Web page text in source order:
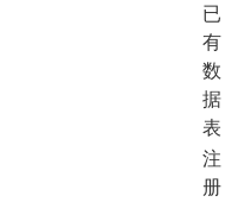
已
有
数
据
表
注
册